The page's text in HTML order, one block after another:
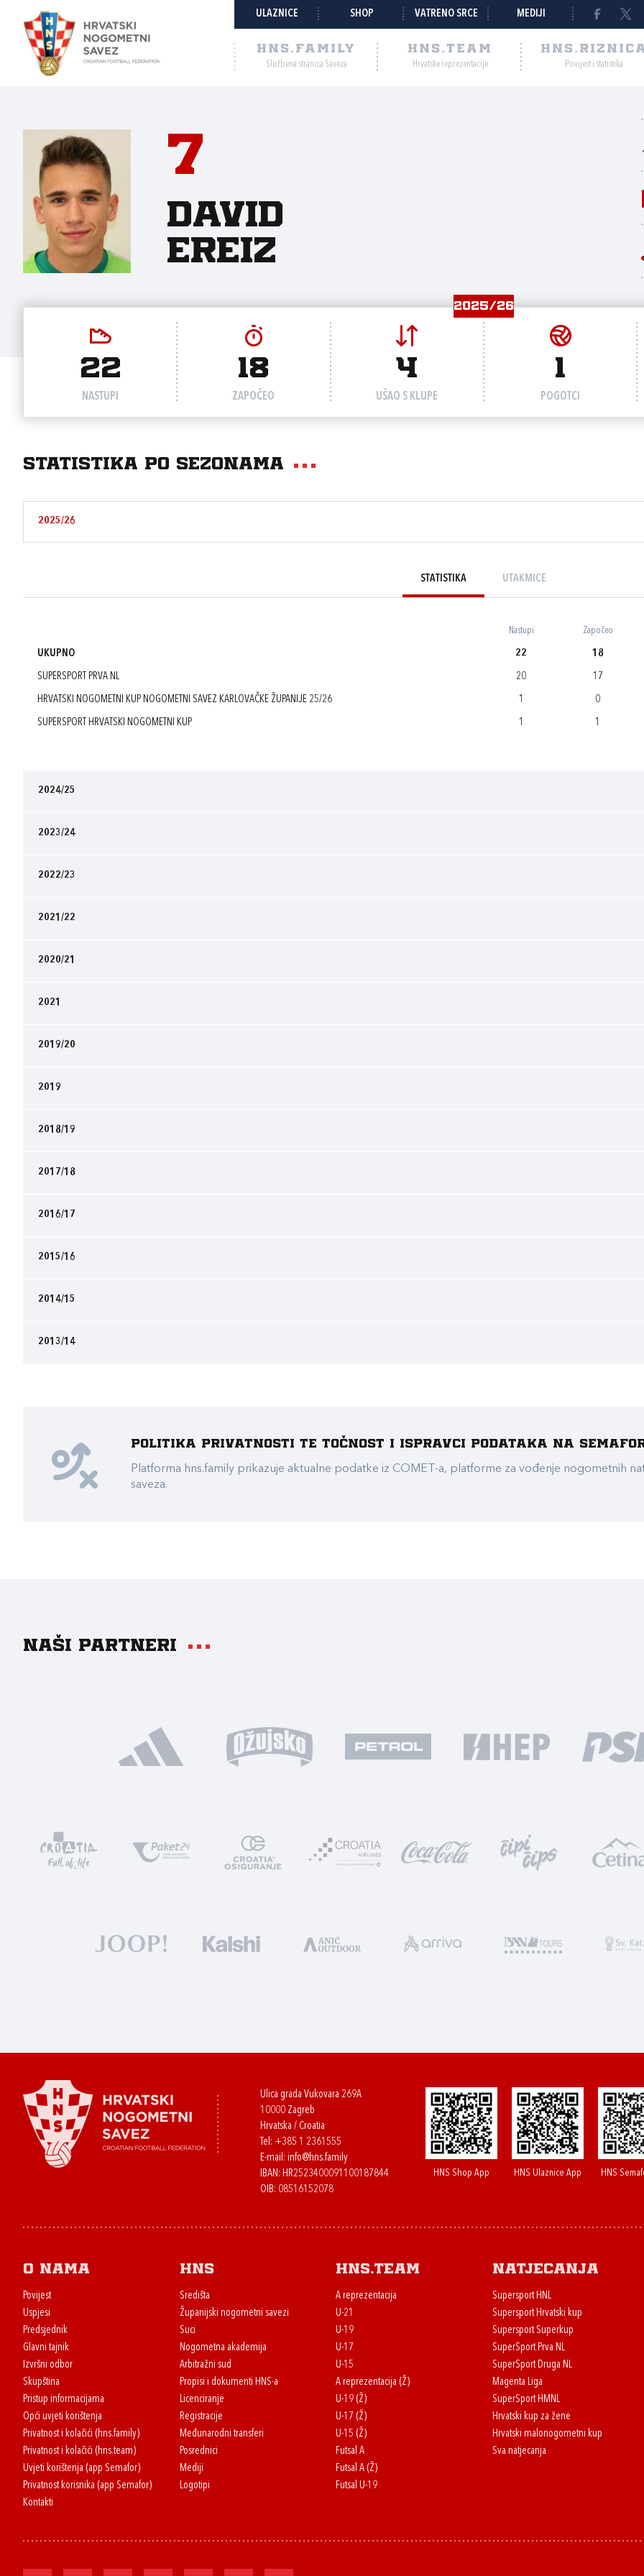
ULAZNICE SHOP VATRENO SRCE MEDIJI
HNS.FAMILY
Službena stranica Saveza
HNS.TEAM
Hrvatske reprezentacije Povijest i statistika
7
David
Ereiz
2025/26
22
NASTUPI
18
ZAPOČEO
4
UŠAO S KLUPE
1
POGOTCI
Statistika po sezonama
2025/26
STATISTIKA UTAKMICE
Nastupi Započeo
UKUPNO 22 18
SUPERSPORT PRVA NL 20 17
HRVATSKI NOGOMETNI KUP NOGOMETNI SAVEZ KARLOVAČKE ŽUPANIJE 25/26 1 0
SUPERSPORT HRVATSKI NOGOMETNI KUP 1 1
2024/25
2023/24
2022/23
2021/22
2020/21
2021
2019/20
2019
2018/19
2017/18
2016/17
2015/16
2014/15
2013/14
Politika privatnosti te točnost i ispravci podataka na
Platforma hns.family prikazuje aktualne podatke iz COMET-a, platforme za vođenje nogometnih
saveza.
Naši partneri
Ulica grada Vukovara 269A
10000 Zagreb
Hrvatska / Croatia
Tel: +385 1 2361555
E-mail: info@hns.family
IBAN: HR2523400091100187844
OIB: 08516152078
HNS Shop App HNS Ulaznice App HNS
O nama
Povijest
Uspjesi
Predsjednik
Glavni tajnik
Izvršni odbor
Skupština
Pristup informacijama
Opći uvjeti korištenja
Privatnost i kolačići (hns.family)
Privatnost i kolačići (hns.team)
Uvjeti korištenja (app Semafor)
Privatnost korisnika (app Semafor)
Kontakti
HNS
Središta
Županijski nogometni savezi
Suci
Nogometna akademija
Arbitražni sud
Propisi i dokumenti HNS-a
Licenciranje
Registracije
Međunarodni transferi
Posrednici
Mediji
Logotipi
HNS.team
A reprezentacija
U-21
U-19
U-17
U-15
A reprezentacija (Ž)
U-19 (Ž)
U-17 (Ž)
U-15 (Ž)
Futsal A
Futsal A (Ž)
Futsal U-19
Natjecanja
Supersport HNL
Supersport Hrvatski kup
Supersport Superkup
SuperSport Prva NL
SuperSport Druga NL
Magenta Liga
SuperSport HMNL
Hrvatski kup za žene
Hrvatski malonogometni kup
Sva natjecanja